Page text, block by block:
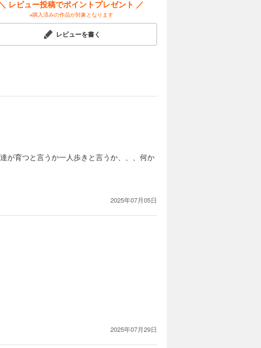
＼ レビュー投稿でポイントプレゼント ／
※購入済みの作品が対象となります
レビューを書く
が育つと言うか一人歩きと言うか、、、何か
2025年07月05日
2025年07月29日